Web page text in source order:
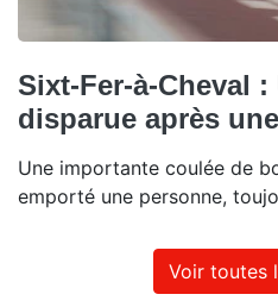
Sixt-Fer-à-Cheval
disparue après
Une importante coulée de
emporté une personne,
Voir toutes